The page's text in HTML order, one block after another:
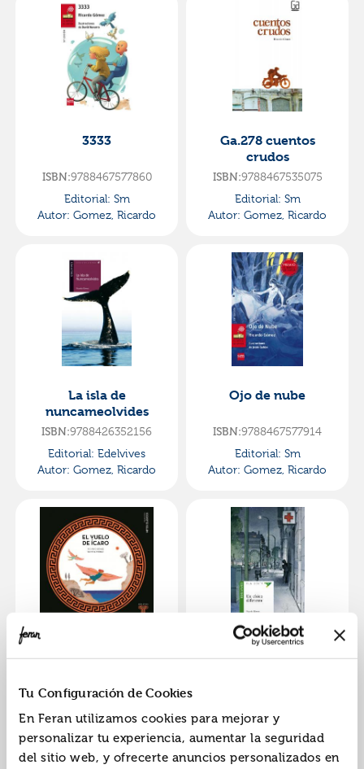
Tu Configuración de Cookies
En Feran utilizamos cookies para mejorar y
personalizar tu experiencia, aumentar la seguridad
del sitio web, y ofrecerte anuncios personalizados en
3333
ISBN:9788467577860
Editorial: Sm
Autor: Gomez, Ricardo
Ga.278 cuentos
crudos
ISBN:9788467535075
Editorial: Sm
Autor: Gomez, Ricardo
La isla de
nuncameolvides
ISBN:9788426352156
Editorial: Edelvives
Autor: Gomez, Ricardo
Ojo de nube
ISBN:9788467577914
Editorial: Sm
Autor: Gomez, Ricardo
ISBN: 9788414010518
Autor:Gomez, Ricardo
Un chico diferente
Autor:Gomez, Ricardo